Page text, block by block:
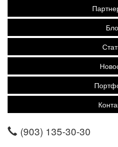
(903) 135-30-30